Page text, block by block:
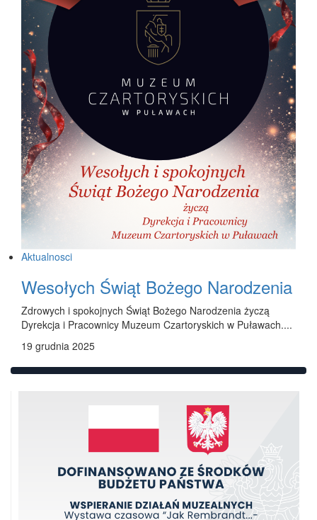
Aktualnosci
Wesołych Świąt Bożego Narodzenia
Zdrowych i spokojnych Świąt Bożego Narodzenia życzą
Dyrekcja i Pracownicy Muzeum Czartoryskich w Puławach....
19 grudnia 2025